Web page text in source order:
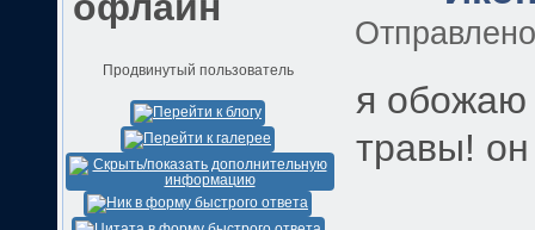
Продвинутый пользователь
я обожаю
травы!